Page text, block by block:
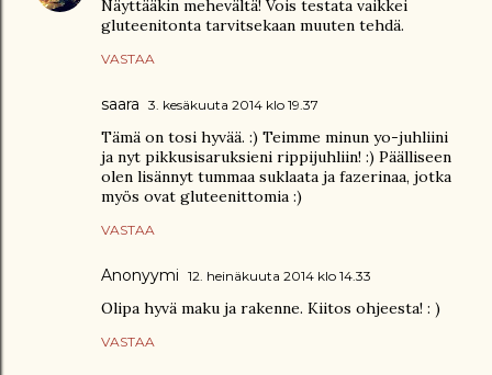
Näyttääkin mehevältä! Vois testata vaikkei
gluteenitonta tarvitsekaan muuten tehdä.
VASTAA
saara 3. kesäkuuta 2014 klo 19.37
Tämä on tosi hyvää. :) Teimme minun yo-juhliini
ja nyt pikkusisaruksieni rippijuhliin! :) Päälliseen
olen lisännyt tummaa suklaata ja fazerinaa, jotka
myös ovat gluteenittomia :)
VASTAA
Anonyymi 12. heinäkuuta 2014 klo 14.33
Olipa hyvä maku ja rakenne. Kiitos ohjeesta! : )
VASTAA